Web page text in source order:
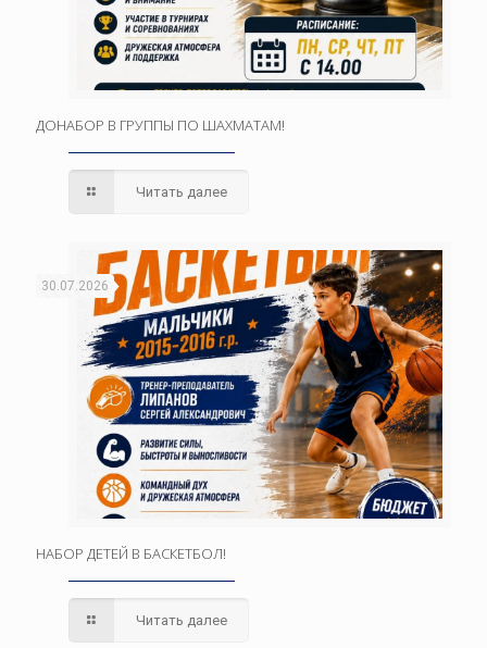
ДОНАБОР В ГРУППЫ ПО ШАХМАТАМ!
Читать далее
30.07.2026
НАБОР ДЕТЕЙ В БАСКЕТБОЛ!
Читать далее